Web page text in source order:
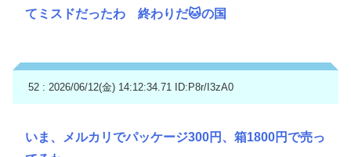
てミスドだったわ 終わりだ🐱の国
52 : 2026/06/12(金) 14:12:34.71 ID:P8r/I3zA0
いま、メルカリでパッケージ300円、箱1800円で売っ